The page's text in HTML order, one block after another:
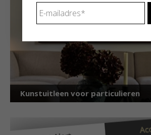
Kunstuitleen voor particulieren
mailadres *